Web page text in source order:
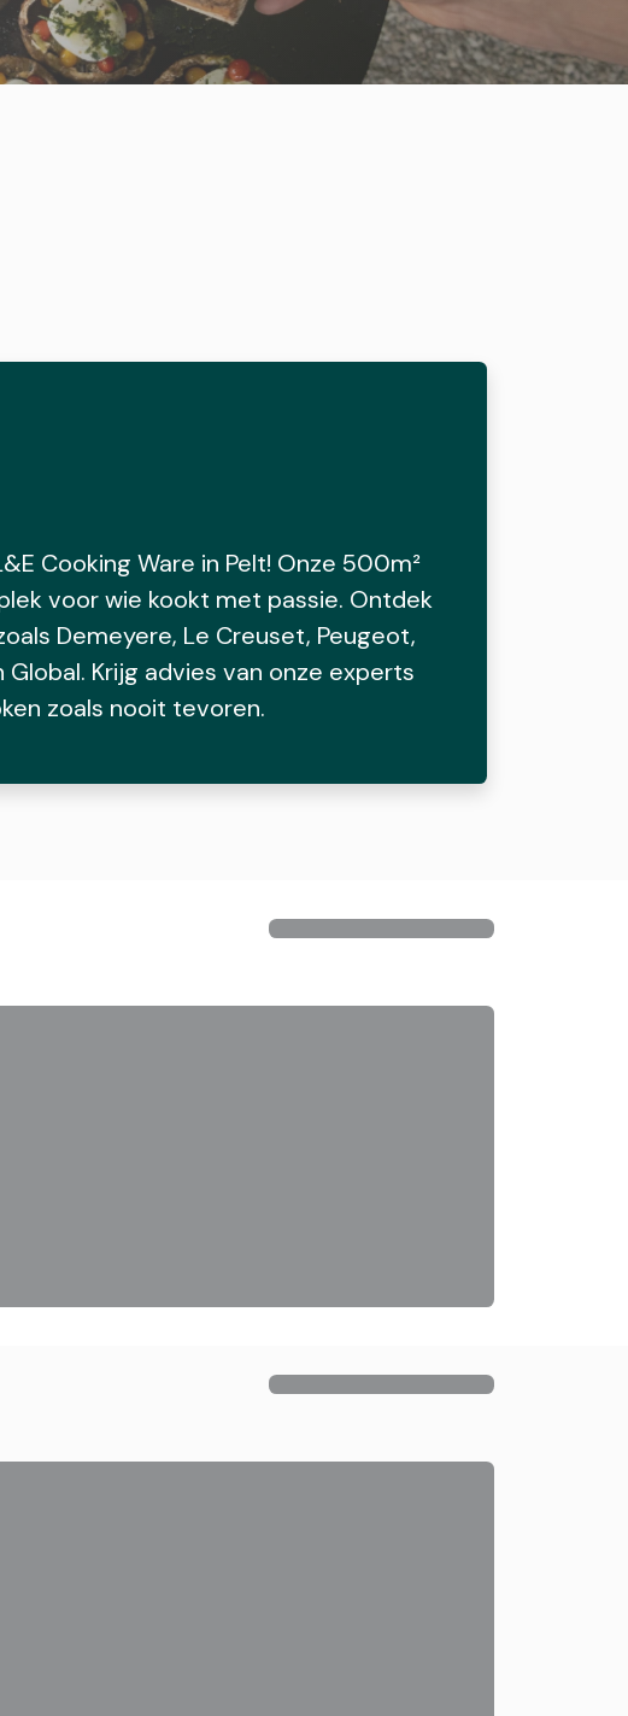
Cooking Ware in Pelt! Onze 500m²
voor wie kookt met passie. Ontdek
Demeyere, Le Creuset, Peugeot,
Global. Krijg advies van onze experts
zoals nooit tevoren.